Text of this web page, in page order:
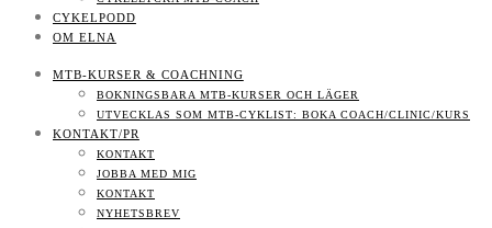
CYKELPODD
OM ELNA
MTB-KURSER & COACHNING
BOKNINGSBARA MTB-KURSER OCH LÄGER
UTVECKLAS SOM MTB-CYKLIST: BOKA COACH/CLINIC/KURS
KONTAKT/PR
KONTAKT
JOBBA MED MIG
KONTAKT
NYHETSBREV